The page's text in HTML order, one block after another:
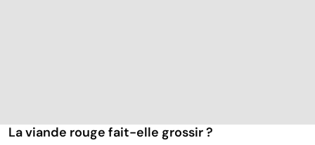
La viande rouge fait-elle grossir ?